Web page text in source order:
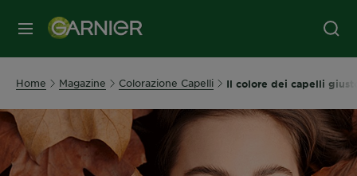
MENU
Home Magazine Colorazione Capelli Il colore dei capelli